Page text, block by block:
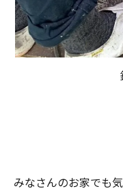
みなさんのお家でも